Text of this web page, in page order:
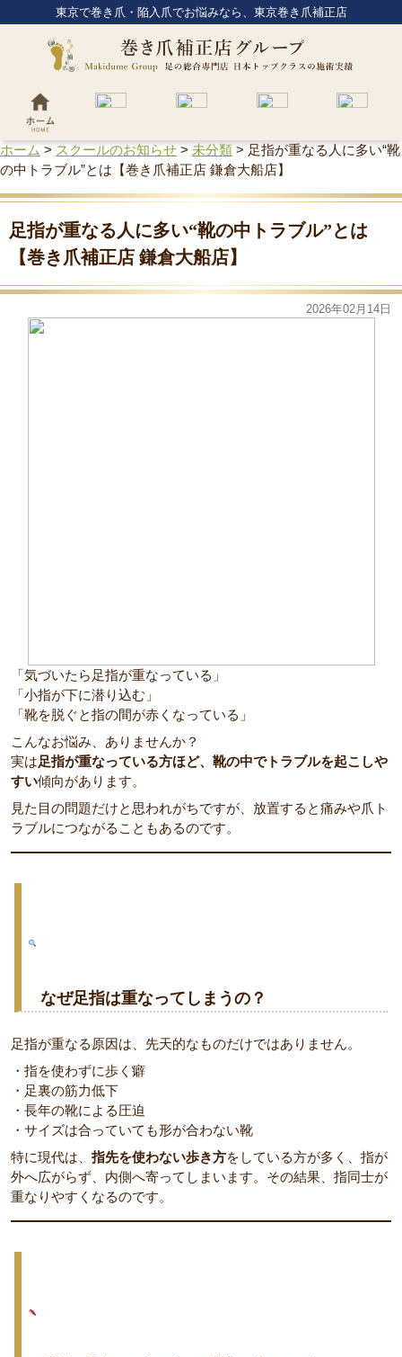
東京で巻き爪・陥入爪でお悩みなら、東京巻き爪補正店
ホーム > スクールのお知らせ > 未分類 > 足指が重なる人に多い“靴
の中トラブル”とは【巻き爪補正店 鎌倉大船店】
足指が重なる人に多い“靴の中トラブル”とは
【巻き爪補正店 鎌倉大船店】
2026年02月14日
「気づいたら足指が重なっている」
「小指が下に潜り込む」
「靴を脱ぐと指の間が赤くなっている」
こんなお悩み、ありませんか？
実は足指が重なっている方ほど、靴の中でトラブルを起こしや
すい傾向があります。
見た目の問題だけと思われがちですが、放置すると痛みや爪ト
ラブルにつながることもあるのです。
なぜ足指は重なってしまうの？
足指が重なる原因は、先天的なものだけではありません。
・指を使わずに歩く癖
・足裏の筋力低下
・長年の靴による圧迫
・サイズは合っていても形が合わない靴
特に現代は、 指先を使わない歩き方をしている方が多く、指が
外へ広がらず、内側へ寄ってしまいます。その結果、指同士が
重なりやすくなるのです。